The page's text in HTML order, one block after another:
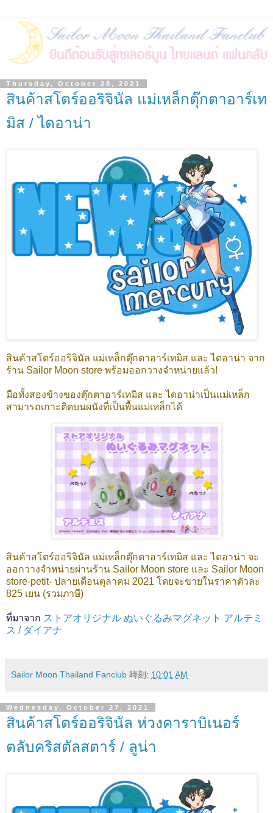
Thursday, October 28, 2021
สินค้าสโตร์ออริจินัล แม่เหล็กตุ๊กตาอาร์เท
มิส / ไดอาน่า
สินค้าสโตร์ออริจินัล แม่เหล็กตุ๊กตาอาร์เทมิส และ ไดอาน่า จาก
ร้าน Sailor Moon store พร้อมออกวางจำหน่ายแล้ว!
มือทั้งสองข้างของตุ๊กตาอาร์เทมิส และ ไดอาน่าเป็นแม่เหล็ก
สามารถเกาะติดบนผนังที่เป็นพื้นแม่เหล็กได้
สินค้าสโตร์ออริจินัล แม่เหล็กตุ๊กตาอาร์เทมิส และ ไดอาน่า จะ
ออกวางจำหน่ายผ่านร้าน Sailor Moon store และ Sailor Moon
store-petit- ปลายเดือนตุลาคม 2021 โดยจะขายในราคาตัวละ
825 เยน (รวมภาษี)
ที่มาจาก ストアオリジナル ぬいぐるみマグネット アルテミ
ス / ダイアナ
Sailor Moon Thailand Fanclub 時刻: 10:01 AM
Wednesday, October 27, 2021
สินค้าสโตร์ออริจินัล ห่วงคาราบิเนอร์
ตลับคริสตัลสตาร์ / ลูน่า